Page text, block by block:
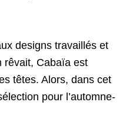
designs travaillés et
rêvait, Cabaïa est
têtes. Alors, dans cet
pour l’automne-